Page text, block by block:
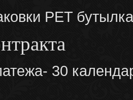
PET бутылка
30